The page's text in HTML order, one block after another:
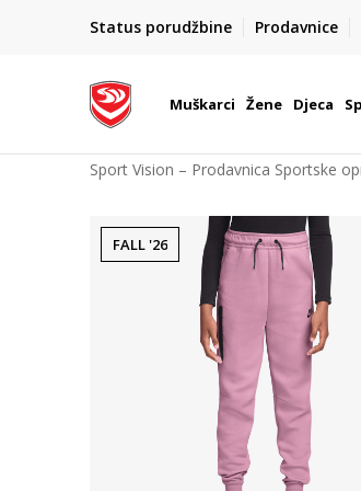
Status porudžbine Prodavnice
POZOVITE NAS NA :
Pon-Pet od 9h -
Muškarci Žene Djeca
Sport Vision – Prodavnica Sportske
FALL '26